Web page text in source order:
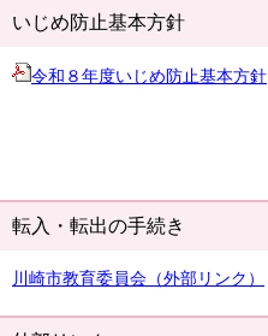
いじめ防止基本方針
令和８年度いじめ防止基本方針
転入・転出の手続き
川崎市教育委員会（外部リンク）